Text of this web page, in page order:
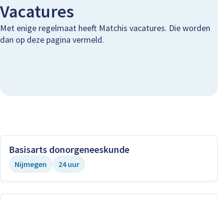
Vacatures
Met enige regelmaat heeft Matchis vacatures. Die worden
dan op deze pagina vermeld.
Basisarts donorgeneeskunde
Nijmegen 24 uur